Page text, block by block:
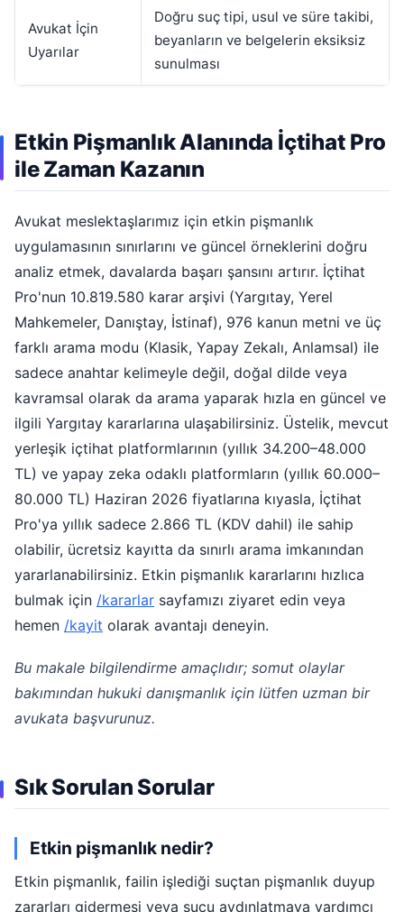
Avukat İçin
Uyarılar
Doğru suç tipi, usul ve süre takibi,
beyanların ve belgelerin eksiksiz
sunulması
Etkin Pişmanlık Alanında İçtihat Pro
ile Zaman Kazanın
Avukat meslektaşlarımız için etkin pişmanlık
uygulamasının sınırlarını ve güncel örneklerini doğru
analiz etmek, davalarda başarı şansını artırır. İçtihat
Pro'nun 10.819.580 karar arşivi (Yargıtay, Yerel
Mahkemeler, Danıştay, İstinaf), 976 kanun metni ve üç
farklı arama modu (Klasik, Yapay Zekalı, Anlamsal) ile
sadece anahtar kelimeyle değil, doğal dilde veya
kavramsal olarak da arama yaparak hızla en güncel ve
ilgili Yargıtay kararlarına ulaşabilirsiniz. Üstelik, mevcut
yerleşik içtihat platformlarının (yıllık 34.200–48.000
TL) ve yapay zeka odaklı platformların (yıllık 60.000–
80.000 TL) Haziran 2026 fiyatlarına kıyasla, İçtihat
Pro'ya yıllık sadece 2.866 TL (KDV dahil) ile sahip
olabilir, ücretsiz kayıtta da sınırlı arama imkanından
yararlanabilirsiniz. Etkin pişmanlık kararlarını hızlıca
bulmak için /kararlar sayfamızı ziyaret edin veya
hemen /kayit olarak avantajı deneyin.
Bu makale bilgilendirme amaçlıdır; somut olaylar
bakımından hukuki danışmanlık için lütfen uzman bir
avukata başvurunuz.
Sık Sorulan Sorular
Etkin pişmanlık nedir?
Etkin pişmanlık, failin işlediği suçtan pişmanlık duyup
zararları gidermesi veya suçu aydınlatmaya yardımcı